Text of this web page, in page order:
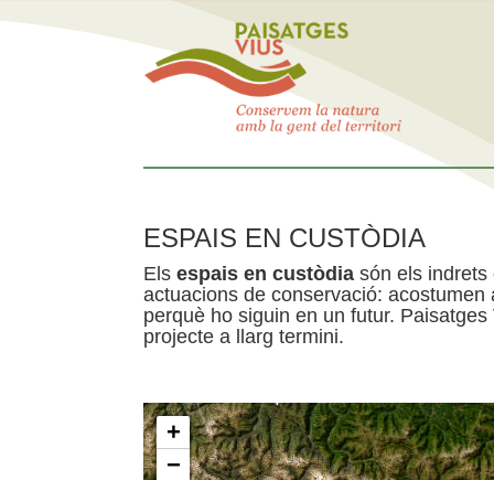
ESPAIS EN CUSTÒDIA
Els espais en custòdia són els indrets
actuacions de conservació:
perquè ho siguin en un futur.
projecte a llarg termini.
+
−